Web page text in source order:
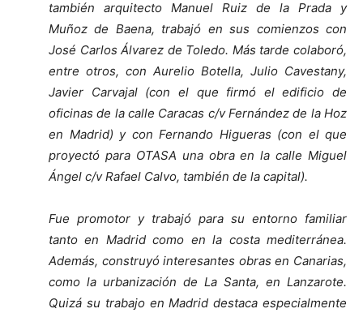
también arquitecto Manuel Ruiz de la Prada y
Muñoz de Baena, trabajó en sus comienzos con
José Carlos Álvarez de Toledo. Más tarde colaboró,
entre otros, con Aurelio Botella, Julio Cavestany,
Javier Carvajal (con el que firmó el edificio de
oficinas de la calle Caracas c/v Fernández de la Hoz
en Madrid) y con Fernando Higueras (con el que
proyectó para OTASA una obra en la calle Miguel
Ángel c/v Rafael Calvo, también de la capital).
Fue promotor y trabajó para su entorno familiar
tanto en Madrid como en la costa mediterránea.
Además, construyó interesantes obras en Canarias,
como la urbanización de La Santa, en Lanzarote.
Quizá su trabajo en Madrid destaca especialmente